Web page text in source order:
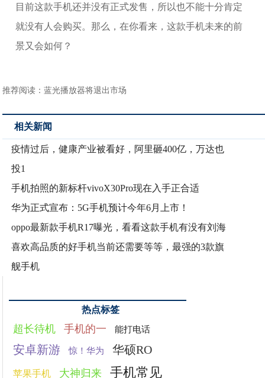
目前这款手机还并没有正式发售，所以也不能十分肯定
就没有人会购买。那么，在你看来，这款手机未来的前
景又会如何？
推荐阅读：蓝光播放器将退出市场
相关新闻
疫情过后，健康产业被看好，阿里砸400亿，万达也
投1
手机拍照的新标杆vivoX30Pro现在入手正合适
华为正式宣布：5G手机预计今年6月上市！
oppo最新款手机R17曝光，看看这款手机有没有刘海
喜欢高品质的好手机当前还需要等等，最强的3款旗
舰手机
热点标签
超长待机 手机的一 能打电话
安卓新游 惊！华为 华硕RO
苹果手机 大神归来 手机常见